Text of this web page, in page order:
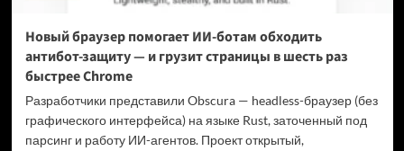
раз
Новый браузер помогает ИИ-ботам обходить
антибот-защиту — и грузит страницы в шесть раз
быстрее Chrome
Разработчики представили Obscura — headless-браузер (без
графического интерфейса) на языке Rust, заточенный под
парсинг и работу ИИ-агентов. Проект открытый,